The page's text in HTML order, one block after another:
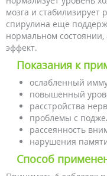
мозга и стабилизирует
спирулина еще
нормальном состоянии,
эффект.
Показания к
ослабленный
повышенный
расстройства
проблемы с
рассеянность
нарушения
Способ